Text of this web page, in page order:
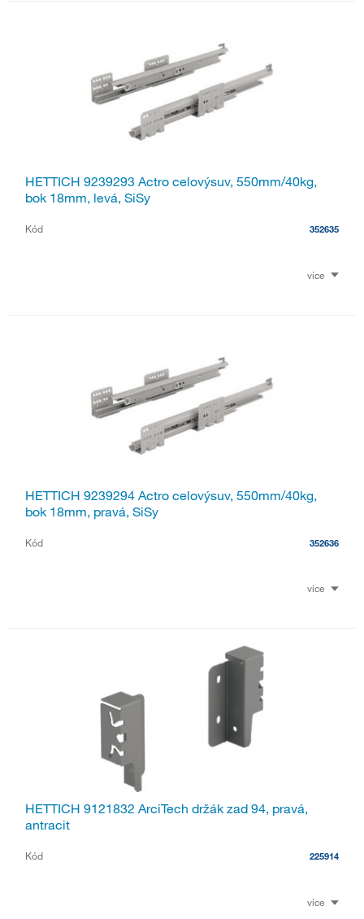
HETTICH 9239293 Actro celovýsuv, 550mm/40kg,
bok 18mm, levá, SiSy
Kód 352635
více
HETTICH 9239294 Actro celovýsuv, 550mm/40kg,
bok 18mm, pravá, SiSy
Kód 352636
více
HETTICH 9121832 ArciTech držák zad 94, pravá,
antracit
Kód 225914
více